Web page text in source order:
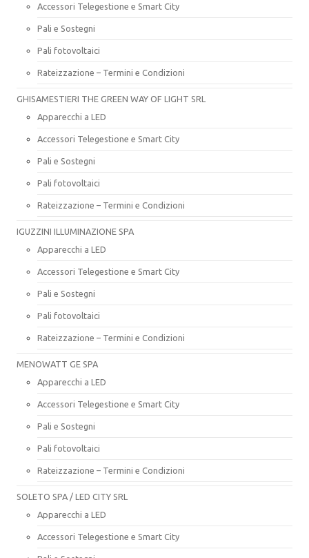
Accessori Telegestione e Smart City
Pali e Sostegni
Pali fotovoltaici
Rateizzazione – Termini e Condizioni
GHISAMESTIERI THE GREEN WAY OF LIGHT SRL
Apparecchi a LED
Accessori Telegestione e Smart City
Pali e Sostegni
Pali fotovoltaici
Rateizzazione – Termini e Condizioni
IGUZZINI ILLUMINAZIONE SPA
Apparecchi a LED
Accessori Telegestione e Smart City
Pali e Sostegni
Pali fotovoltaici
Rateizzazione – Termini e Condizioni
MENOWATT GE SPA
Apparecchi a LED
Accessori Telegestione e Smart City
Pali e Sostegni
Pali fotovoltaici
Rateizzazione – Termini e Condizioni
SOLETO SPA / LED CITY SRL
Apparecchi a LED
Accessori Telegestione e Smart City